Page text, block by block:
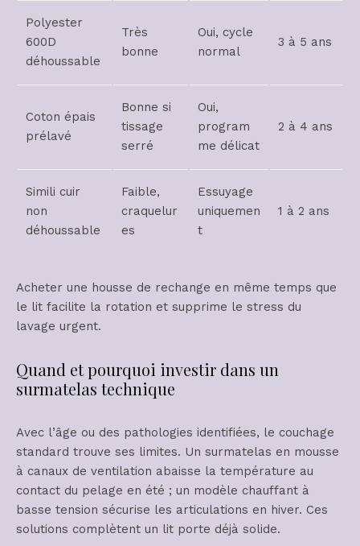
Polyester
600D
déhoussable
Très
bonne
Oui, cycle
normal
3 à 5 ans
Coton épais
prélavé
Bonne si
tissage
serré
Oui,
program
me délicat
2 à 4 ans
Simili cuir
non
déhoussable
Faible,
craquelur
es
Essuyage
uniquemen
t
1 à 2 ans
Acheter une housse de rechange en même temps que
le lit facilite la rotation et supprime le stress du
lavage urgent.
Quand et pourquoi investir dans un
surmatelas technique
Avec l’âge ou des pathologies identifiées, le couchage
standard trouve ses limites. Un surmatelas en mousse
à canaux de ventilation abaisse la température au
contact du pelage en été ; un modèle chauffant à
basse tension sécurise les articulations en hiver. Ces
solutions complètent un lit porte déjà solide.